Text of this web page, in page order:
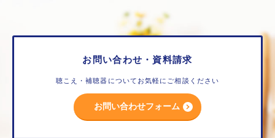
お問い合わせ・資料請求
聴こえ・補聴器についてお気軽にご相談ください
お問い合わせフォーム